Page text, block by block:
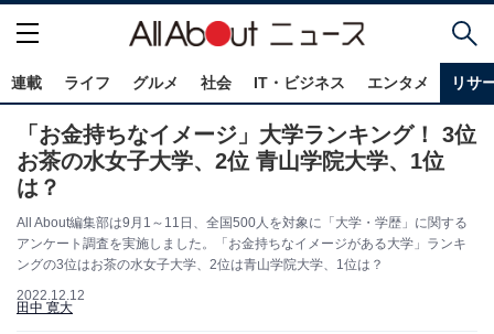
連載 ライフ グルメ 社会 IT・ビジネス エンタメ リサ
「お金持ちなイメージ」大学ランキング！ 3位
お茶の水女子大学、2位 青山学院大学、1位
は？
All About編集部は9月1～11日、全国500人を対象に「大学・学歴」に関する
アンケート調査を実施しました。「お金持ちなイメージがある大学」ランキ
ングの3位はお茶の水女子大学、2位は青山学院大学、1位は？
2022.12.12
田中 寛大